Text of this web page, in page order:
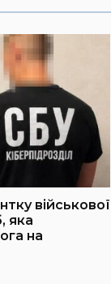
військової
яка
на